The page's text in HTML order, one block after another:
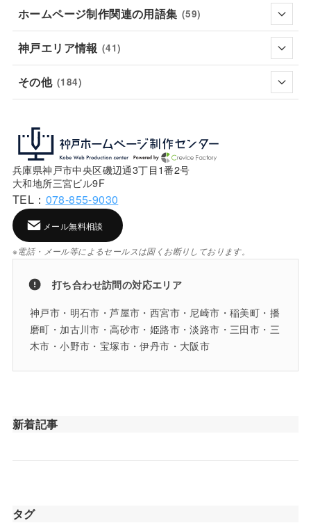
ホームページ制作関連の用語集 (59)
神戸エリア情報 (41)
その他 (184)
兵庫県神戸市中央区磯辺通3丁目1番2号
大和地所三宮ビル9F
TEL： 078-855-9030
メール無料相談
※電話・メール等によるセールスは固くお断りしております。
打ち合わせ訪問の対応エリア
神戸市・明石市・芦屋市・西宮市・尼崎市・稲美町・播
磨町・加古川市・高砂市・姫路市・淡路市・三田市・三
木市・小野市・宝塚市・伊丹市・大阪市
新着記事
タグ